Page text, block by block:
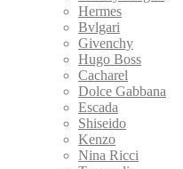
Hermes
Bvlgari
Givenchy
Hugo Boss
Cacharel
Dolce Gabbana
Escada
Shiseido
Kenzo
Nina Ricci